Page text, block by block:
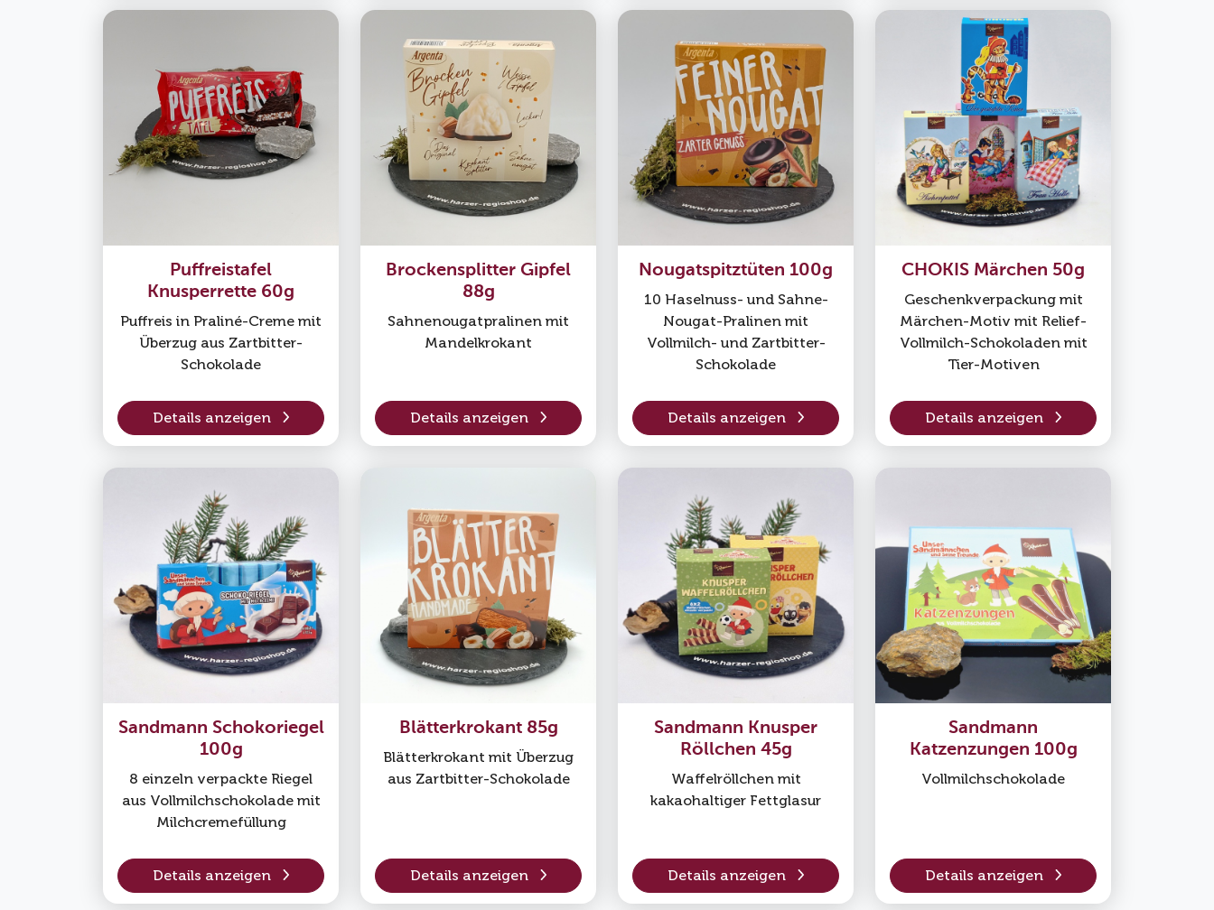
Puffreistafel
Knusperrette 60g
Puffreis in Praliné-Creme mit
Überzug aus Zartbitter-
Schokolade
Details anzeigen
Brockensplitter Gipfel
88g
Sahnenougatpralinen mit
Mandelkrokant
Details anzeigen
Nougatspitztüten 100g
10 Haselnuss- und Sahne-
Nougat-Pralinen mit
Vollmilch- und Zartbitter-
Schokolade
Details anzeigen
CHOKIS Märchen 50g
Geschenkverpackung mit
Märchen-Motiv mit Relief-
Vollmilch-Schokoladen mit
Tier-Motiven
Details anzeigen
Sandmann Schokoriegel
100g
8 einzeln verpackte Riegel
aus Vollmilchschokolade mit
Milchcremefüllung
Details anzeigen
Blätterkrokant 85g
Blätterkrokant mit Überzug
aus Zartbitter-Schokolade
Details anzeigen
Sandmann Knusper
Röllchen 45g
Waffelröllchen mit
kakaohaltiger Fettglasur
Details anzeigen
Sandmann
Katzenzungen 100g
Vollmilchschokolade
Details anzeigen